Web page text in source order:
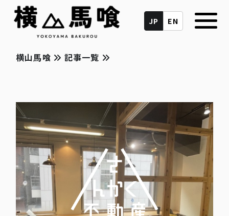
JP EN
横山馬喰 記事一覧